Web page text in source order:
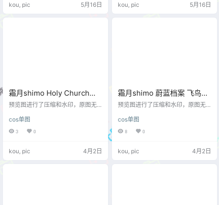
kou, pic 5月16日 kou, pic 5月16日
霜月shimo Holy Church
Confession Night [80P-
预览图进行了压缩和水印，原图无
cos单图
3 0
kou, pic 4月2日
霜月shimo 蔚蓝档案 飞鸟马
时 兔女郎[20P-30M]
预览图进行了压缩和水印，原图无
cos单图
8 0
kou, pic 4月2日